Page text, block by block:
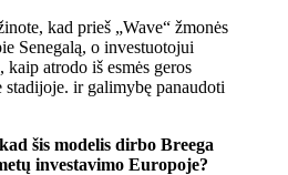
kad prieš „Wave“ žmonės
Senegalą, o investuotojui
atrodo iš esmės geros
ir galimybę panaudoti
šis modelis dirbo Breega
investavimo Europoje?